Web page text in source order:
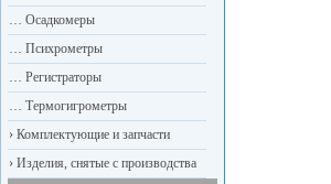
… Осадкомеры
… Психрометры
… Регистраторы
… Термогигрометры
› Комплектующие и запчасти
› Изделия, снятые с производства